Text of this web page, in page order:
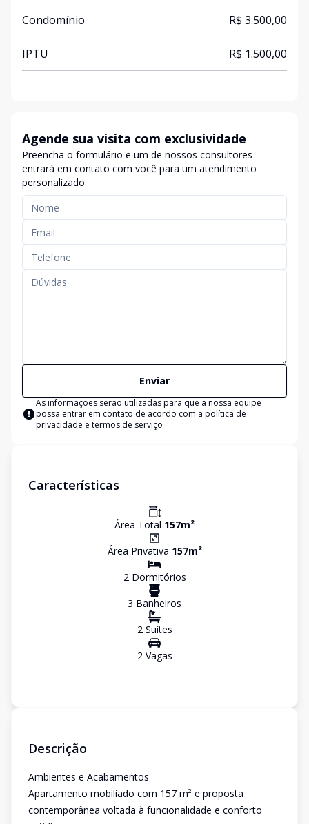
Condomínio R$ 3.500,00
IPTU R$ 1.500,00
Agende sua visita com exclusividade
Preencha o formulário e um de nossos consultores
entrará em contato com você para um atendimento
personalizado.
Enviar
As informações serão utilizadas para que a nossa equipe
possa entrar em contato de acordo com a política de
privacidade e termos de serviço
Características
Área Total 157m²
Área Privativa 157m²
2Dormitórios
3 Banheiros
2Suítes
2Vagas
Descrição
Ambientes e Acabamentos
Apartamento mobiliado com 157 m² e proposta
contemporânea voltada à funcionalidade e conforto